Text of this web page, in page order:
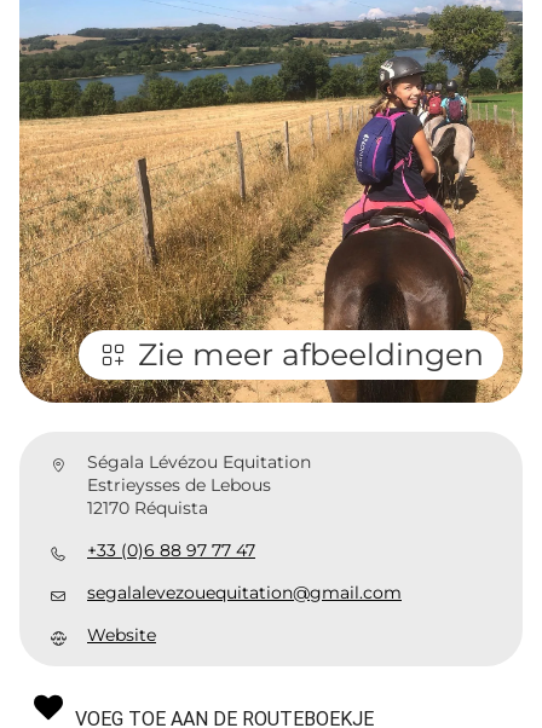
Zie meer afbeeldingen
Ségala Lévézou Equitation
Estrieysses de Lebous
12170 Réquista
+33 (0)6 88 97 77 47
segalalevezouequitation@gmail.com
Website
VOEG TOE AAN DE ROUTEBOEKJE